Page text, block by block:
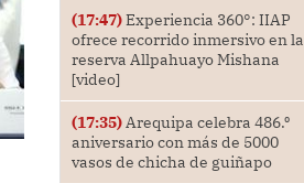
(17:47)Experiencia 360°: IIAP
ofrece recorrido inmersivo en la
reserva Allpahuayo Mishana
[video]
(17:35)Arequipa celebra 486.⁰
aniversario con más de 5000
vasos de chicha de guiñapo